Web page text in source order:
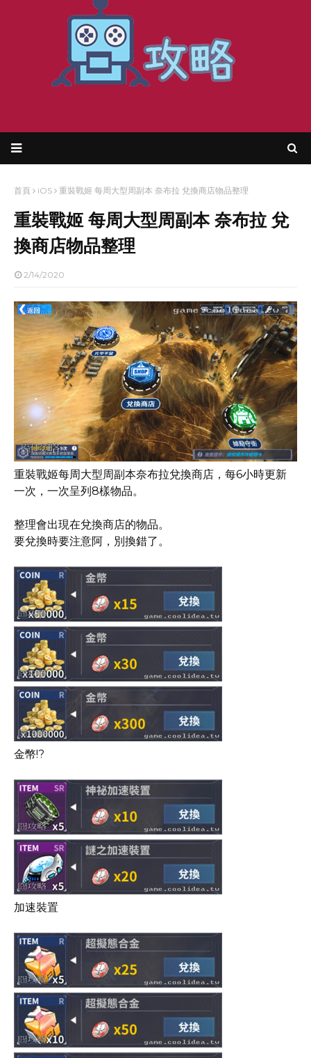
首頁 iOS 重裝戰姬 每周大型周副本 奈布拉 兌換商店物品整理
重裝戰姬 每周大型周副本 奈布拉 兌
換商店物品整理
2/14/2020
重裝戰姬每周大型周副本奈布拉兌換商店，每6小時更新
一次，一次呈列8樣物品。
整理會出現在兌換商店的物品。
要兌換時要注意阿，別換錯了。
金幣!?
加速裝置